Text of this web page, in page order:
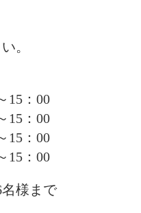
。
15：00
15：00
15：00
15：00
様まで